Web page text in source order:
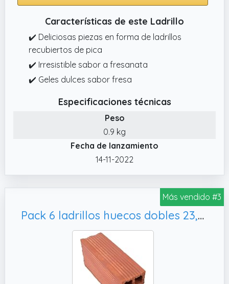
Características de este Ladrillo
✔️ Deliciosas piezas en forma de ladrillos
recubiertos de pica
✔️ Irresistible sabor a fresanata
✔️ Geles dulces sabor fresa
Especificaciones técnicas
Peso
0.9 kg
Fecha de lanzamiento
14-11-2022
Más vendido #3
Pack 6 ladrillos huecos dobles 23,7x12 cm – Ladrillo cerámico perforado para tabiques y cerramientos ligeros